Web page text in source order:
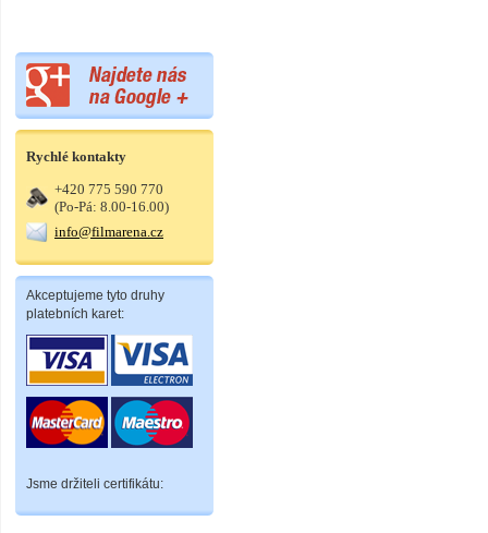
Rychlé kontakty
+420 775 590 770
(Po-Pá: 8.00-16.00)
info@filmarena.cz
Akceptujeme tyto druhy
platebních karet:
Jsme držiteli certifikátu: